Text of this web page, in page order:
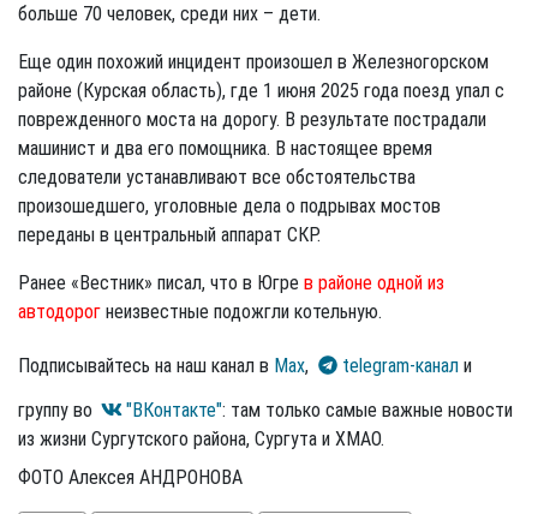
больше 70 человек, среди них – дети.
Еще один похожий инцидент произошел в Железногорском
районе (Курская область), где 1 июня 2025 года поезд упал с
поврежденного моста на дорогу. В результате пострадали
машинист и два его помощника. В настоящее время
следователи устанавливают все обстоятельства
произошедшего, уголовные дела о подрывах мостов
переданы в центральный аппарат СКР.
Ранее «Вестник» писал, что в Югре в районе одной из
автодорог неизвестные подожгли котельную.
Подписывайтесь на наш канал в Max, telegram-канал и
группу во
"ВКонтакте": там только самые важные новости
из жизни Сургутского района, Сургута и ХМАО.
ФОТО Алексея АНДРОНОВА